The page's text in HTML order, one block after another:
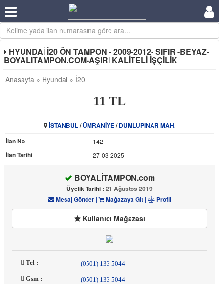
HYUNDAİ İ20 ÖN TAMPON - 2009-2012- SIFIR -BEYAZ-
BOYALITAMPON.COM-AŞIRI KALİTELİ İŞÇİLİK
Anasayfa » Hyundai » İ20
11 TL
İSTANBUL/ÜMRANİYE/DUMLUPINAR MAH.
İlan No
142
İlan Tarihi 27-03-2025
BOYALİTAMPON.com
Üyelik Tarihi : 21 Ağustos 2019
Mesaj Gönder| Mağazaya Git| Profil
Kullanıcı Mağazası
Tel :
(0501) 133 5044
Gsm :
(0501) 133 5044